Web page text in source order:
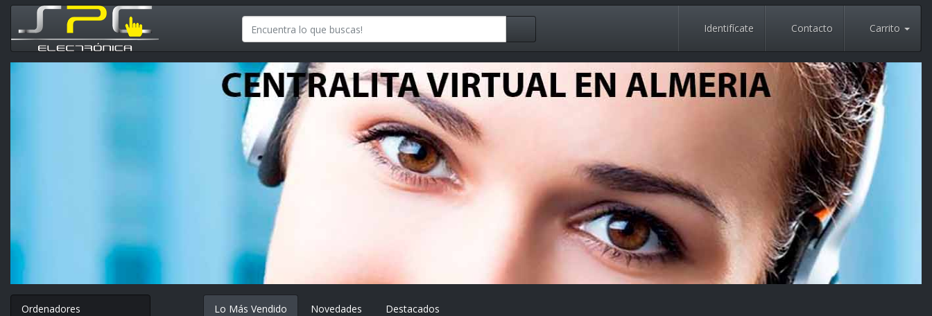
Identifícate Contacto Carrito
Ordenadores Lo Más Vendido Novedades Destacados